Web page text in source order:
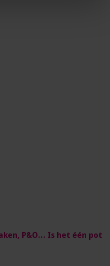
P&O… Is het één pot